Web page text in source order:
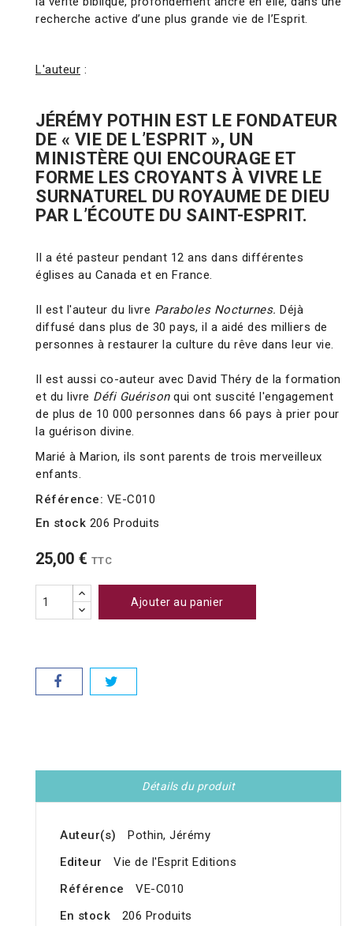
recherche active d’une plus grande vie de l’Esprit.
L'auteur :
JÉRÉMY POTHIN EST LE FONDATEUR
DE « VIE DE L’ESPRIT », UN
MINISTÈRE QUI ENCOURAGE ET
FORME LES CROYANTS À VIVRE LE
SURNATUREL DU ROYAUME DE DIEU
PAR L’ÉCOUTE DU SAINT-ESPRIT.
Il a été pasteur pendant 12 ans dans différentes
églises au Canada et en France.
Il est l'auteur du livre Paraboles Nocturnes. Déjà
diffusé dans plus de 30 pays, il a aidé des milliers de
personnes à restaurer la culture du rêve dans leur vie.
Il est aussi co-auteur avec David Théry de la formation
et du livre Défi Guérison qui ont suscité l'engagement
de plus de 10 000 personnes dans 66 pays à prier pour
la guérison divine.
Marié à Marion, ils sont parents de trois merveilleux
enfants.
Référence: VE-C010
En stock 206 Produits
25,00 € TTC
Ajouter au panier
Détails du produit
Auteur(s)
Pothin, Jérémy
Editeur
Vie de l'Esprit Editions
Référence
VE-C010
En stock
206 Produits